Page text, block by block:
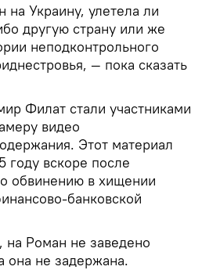
на Украину, улетела ли
другую страну или же
неподконтрольного
— пока сказать
Филат стали участниками
видео
Этот материал
году вскоре после
обвинению в хищении
банковской
на Роман не заведено
она не задержана.